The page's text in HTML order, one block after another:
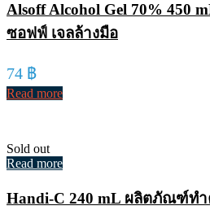
Alsoff Alcohol Gel 70% 450
ซอฟฟ์ เจลล้างมือ
74 ฿
Read more
Sold out
Read more
Handi-C 240 mL ผลิตภัณฑ์ท